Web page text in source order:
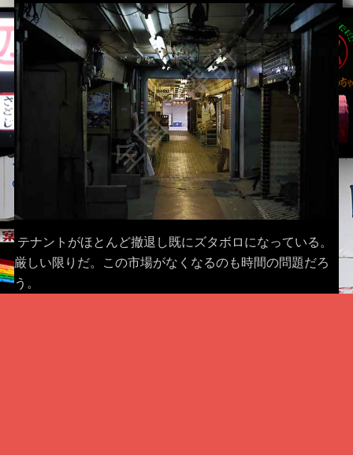
テナントがほとんど撤退し既にズタボロになっている。
厳しい限りだ。この市場がなくなるのも時間の問題だろ
う。